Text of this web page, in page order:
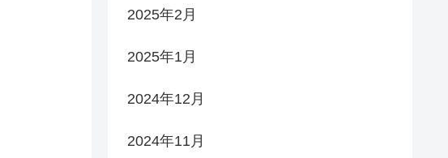
2025年2月
2025年1月
2024年12月
2024年11月